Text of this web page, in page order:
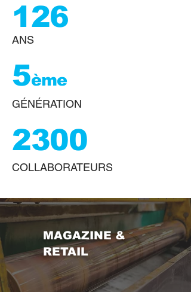
126
ANS
5ème
GÉNÉRATION
2300
COLLABORATEURS
MAGAZINE &
RETAIL